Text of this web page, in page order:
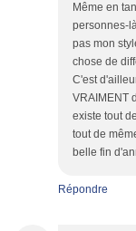
Même en
personnes-
pas mon
chose de
C'est
VRAIMENT
existe tout
tout de
belle fin
Répondre